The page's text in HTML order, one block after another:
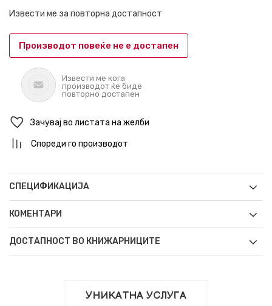
Извести ме за повторна достапност
Производот повеќе не е достапен
Извести ме кога
производот ќе биде
повторно достапен
Зачувај во листата на желби
Спореди го производот
СПЕЦИФИКАЦИЈА
КОМЕНТАРИ
ДОСТАПНОСТ ВО КНИЖАРНИЦИТЕ
УНИКАТНА УСЛУГА